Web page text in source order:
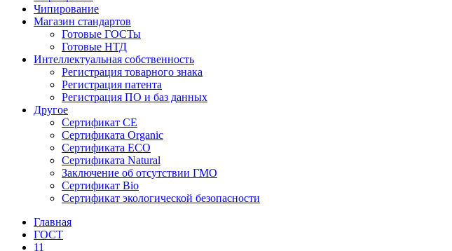
Чипирование
Магазин стандартов
Готовые ГОСТы
Готовые НТД
Интеллектуальная собственность
Регистрация товарного знака
Регистрация патента
Регистрация ПО и баз данных
Другое
Сертификат СЕ
Сертификата Organic
Сертификата ECO
Сертификата Natural
Заключение об отсутствии ГМО
Сертификат Bio
Сертификат экологической безопасности
Главная
ГОСТ
11